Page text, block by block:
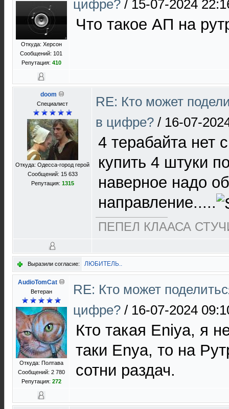
Откуда: Херсон
Сообщений: 101
Репутация: 410
цифре? / 15-07-2024
Что такое АП на
doom
Специалист
Откуда: Одесса-город герой
Сообщений: 15 633
Репутация: 1315
RE: Кто может
в цифре? / 16-07-
4 терабайта нет
купить 4 штуки
наверное надо
направление.....
ПЕПЕЛ КЛААСА
Выразили согласие: ЛЮБИТЕЛЬ..
AudioTomCat
Ветеран
Откуда: Полтава
Сообщений: 2 780
Репутация: 272
RE: Кто может
цифре? / 16-07-2024
Кто такая Eniya, я
таки Enya, то на
сотни раздач.